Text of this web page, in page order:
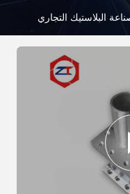
البلاستيك التجاري